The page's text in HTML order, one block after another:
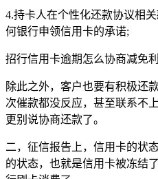
4.持卡人在个性化还款协议相
何银行申领信用卡的承诺;
招行信用卡逾期怎么协商减免
除此之外，客户也要有积极还
次催款都没反应，甚至联系不
更别说协商还款了。
二，征信报告上，信用卡的状
的状态，也就是信用卡被冻结